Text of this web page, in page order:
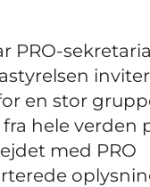
PRO-
en stor
hele verden
med PRO